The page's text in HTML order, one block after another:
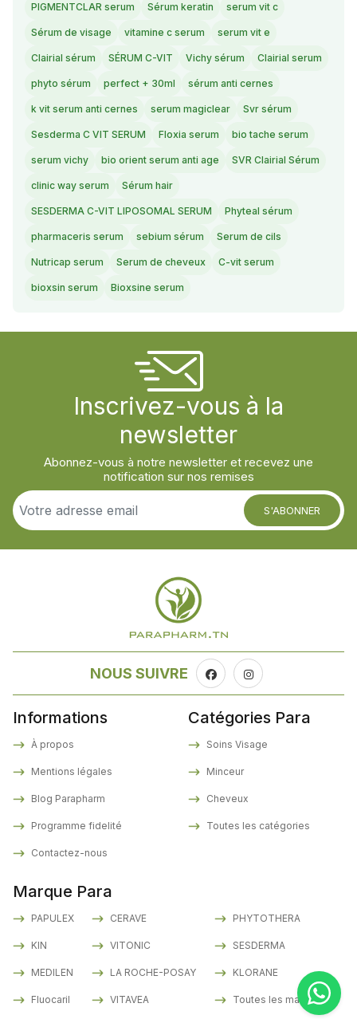
PIGMENTCLAR serum Sérum keratin serum vit c
Sérum de visage vitamine c serum serum vit e
Clairial sérum SÉRUM C-VIT Vichy sérum Clairial serum
phyto sérum perfect + 30ml sérum anti cernes
k vit serum anti cernes serum magiclear Svr sérum
Sesderma C VIT SERUM Floxia serum bio tache serum
serum vichy bio orient serum anti age SVR Clairial Sérum
clinic way serum Sérum hair
SESDERMA C-VIT LIPOSOMAL SERUM Phyteal sérum
pharmaceris serum sebium sérum Serum de cils
Nutricap serum Serum de cheveux C-vit serum
bioxsin serum Bioxsine serum
Inscrivez-vous à la
newsletter
Abonnez-vous à notre newsletter et recevez une
notification sur nos remises
S'ABONNER
NOUS SUIVRE
Informations
À propos
Mentions légales
Blog Parapharm
Programme fidelité
Contactez-nous
Marque Para
PAPULEX
KIN
MEDILEN
Fluocaril
CERAVE
VITONIC
LA ROCHE-POSAY
VITAVEA
PHYTOTHERA
SESDERMA
KLORANE
Toutes les marques
Catégories Para
Soins Visage
Minceur
Cheveux
Toutes les catégories